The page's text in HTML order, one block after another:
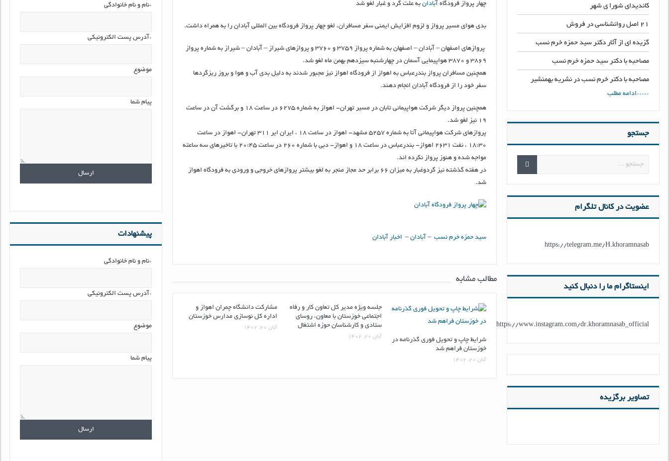
چهار پرواز فرودگاه آبادان به علت گرد و غبار لغو شد
بدی هوای مسیر پرواز و لزوم افزایش ایمنی سفر مسافران، لغو چهار پرواز فرودگاه بین المللی آبادان را به همراه داشت.
پروازهای اصفهان – آبادان – اصفهان به شماره پرواز ۳۷۵۹ و ۳۷۶۰ و پروازهای شیراز – آبادان – شیراز به شماره پرواز
۳۸۶۹ و ۳۸۷۰ هواپیمایی آسمان در چهارشنبه سیزدهم بهمن ماه لغو شد.
همچنین مسافران پرواز بندرعباس به اهواز از فرودگاه اهواز نیز مجبور شدند به دلیل بدی آب و هوا و بروز ریزگردها
سفر خود را از فرودگاه آبادان انجام دهند.
همچنین پرواز دیگر شرکت هواپیمائی تابان در مسیر تهران- اهواز به شماره ٦٢٧٥ در ساعت ١٨ و برگشت آن در ساعت
١٩ نیز لغو شد.
پروازهای شرکت هواپیمائی آتا به شماره ٥٢٥٧ مشهد- اهواز در ساعت ١٨ ، ایران ایر ٣١١ تهران- اهواز در ساعت
١٨:٣٠ ، نفت ٢٦٣١ اهواز- بندرعباس در ساعت ١٨ و اهواز- دبی با شماره ٢٦٠ در ساعت ٢٠:٤٥ با تاخیرهای سه ساعته
مواجه شده و هنوز پرواز نکرده اند.
در هفته گذشته نیز گردوغبار به میزان ٦٦ برابر حد مجاز منجر به لغو بیشتر پروازهای خروجی و ورودی به فرودگاه اهواز
شد.
سید حمزه خرم نسب – آبادان – اخبار آبادان
مطالب مشابه
شرایط چاپ و تحویل فوری گذرنامه در
خوزستان فراهم شد
آبان ۲۰, ۱۴۰۲
جلسه ویژه مدیر کل تعاون کار و رفاه
اجتماعی خوزستان با معاون، روسای
ستادی و کارشناسان حوزه اشتغال
آبان ۲۰, ۱۴۰۲
مشارکت دانشگاه چمران اهواز و
اداره کل نوسازی مدارس خوزستان
آبان ۲۰, ۱۴۰۲
*نام و نام خانوادگی
*آدرس پست الکترونیکی
موضوع
پیام شما
پیشنهادات
*نام و نام خانوادگی
*آدرس پست الکترونیکی
موضوع
پیام شما
کاندیدای شورا ی شهر
۲۱ اصل روانشناسی در فروش
گزیده ای از آثار دکتر سید حمزه خرم نسب
مصاحبه با دکتر سید حمزه خرم نسب
مصاحبه با دکتر خرم نسب در نشریه بهمنشیر
*****ادامه مطلب
جستجو
عضویت در کانال تلگرام
https://telegram.me/H.khoramnasab
اینستاگرام ما را دنبال کنید
https://www.instagram.com/dr.khoramnasab_official
تصاویر برگزیده